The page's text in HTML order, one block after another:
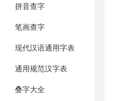
拼音查字
笔画查字
现代汉语通用字表
通用规范汉字表
叠字大全